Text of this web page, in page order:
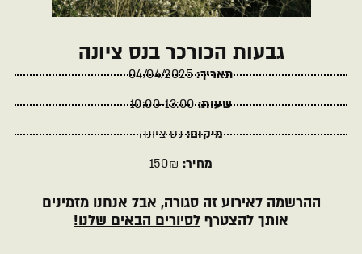
גבעות הכורכר בנס ציונה
תאריך:04/04/2025
שעות:10:00-13:00
מיקום:נס ציונה
מחיר: 150₪
ההרשמה לאירוע זה סגורה, אבל אנחנו מזמינים
אותך להצטרף לסיורים הבאים שלנו!